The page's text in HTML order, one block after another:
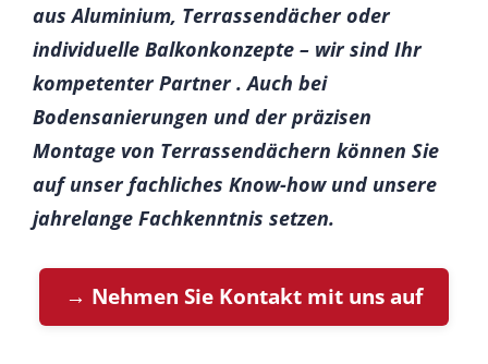
aus Aluminium, Terrassendächer oder
individuelle Balkonkonzepte – wir sind Ihr
kompetenter Partner . Auch bei
Bodensanierungen und der präzisen
Montage von Terrassendächern können Sie
auf unser fachliches Know-how und unsere
jahrelange Fachkenntnis setzen.
→ Nehmen Sie Kontakt mit uns auf